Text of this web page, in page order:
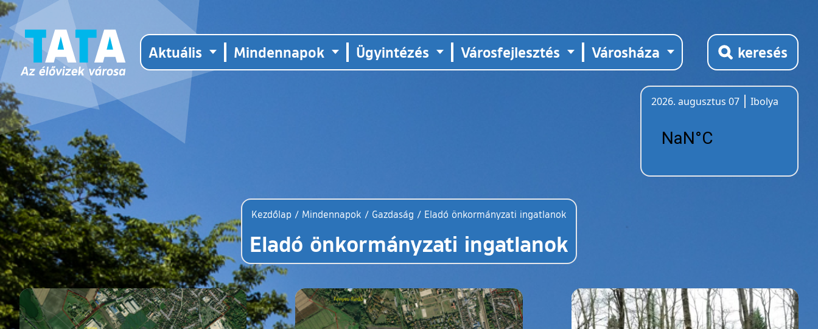
Aktuális Mindennapok Ügyintézés Városfejlesztés Városháza keresés
2026. augusztus 07
Ibolya
Kezdőlap / Mindennapok / Gazdaság / Eladó önkormányzati ingatlanok
Eladó önkormányzati ingatlanok